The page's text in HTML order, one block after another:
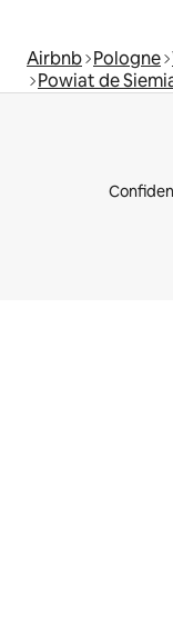
Airbnb Pologne
Powiat de